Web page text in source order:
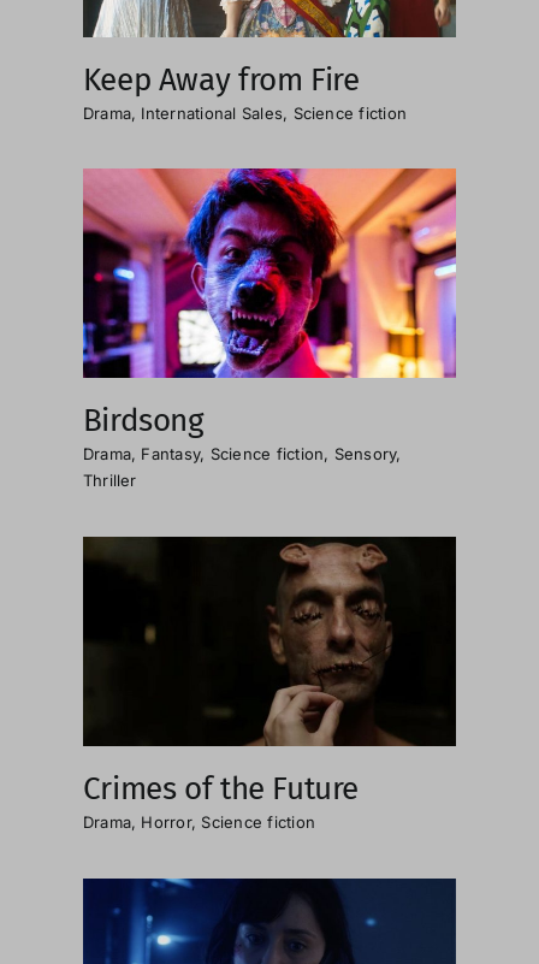
Keep Away from Fire
Drama, International Sales, Science fiction
Birdsong
Drama, Fantasy, Science fiction, Sensory,
Thriller
Crimes of the Future
Drama, Horror, Science fiction